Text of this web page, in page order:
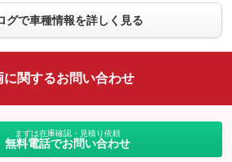
フロントカメラ
：装備なし
：装備なし
ルーフレール
：装備なし
：装備なし
グで車種情報を詳しく見る
に関するお問い合わせ
まずは在庫確認・見積り依頼
無料電話でお問い合わせ